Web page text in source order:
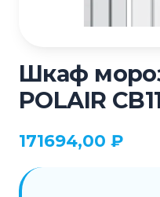
Шкаф
POLAIR
171694,00 ₽